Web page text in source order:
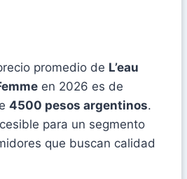
promedio de L’eau
en 2026 es de
4500 pesos argentinos.
para un segmento
que buscan calidad